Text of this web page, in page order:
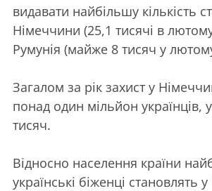
видавати найбільшу кількість
Німеччини (25,1 тисячі в
Румунія (майже 8 тисяч у
Загалом за рік захист у
понад один мільйон
тисяч.
Відносно населення країни
українські біженці становлять у